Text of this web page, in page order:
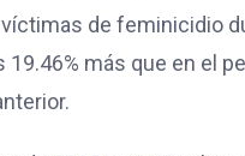
de feminicidio
19.46% más que en el